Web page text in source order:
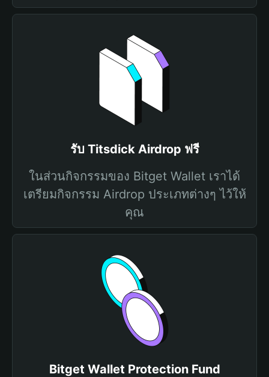
รับ Titsdick Airdrop ฟรี
ในส่วนกิจกรรมของ Bitget Wallet เราได้
เตรียมกิจกรรม Airdrop ประเภทต่างๆ ไว้ให้
คุณ
Bitget Wallet Protection Fund